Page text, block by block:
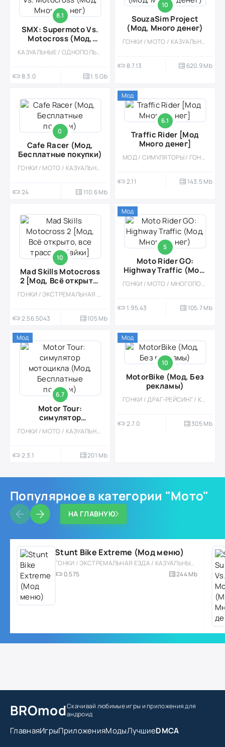
8.1
SMX: Supermoto Vs.
Motocross (Мод,
Много денег)
КАЗУАЛЬНЫЕ / ОДНОПОЛЬЗОВАТЕЛЬСКИЕ / СТИЛИЗАЦИЯ / ОФЛАЙН / МОТО / ГОНКИ / МОД / ВСТРОЕННЫЙ КЕШ / 3D / СИМУЛЯТОРЫ
8.3.0 1.5 Gb
10
SouzaSim Project
(Мод, Много денег)
ГОНКИ / МОТО / КАЗУАЛЬНЫЕ / ОДНОПОЛЬЗОВАТЕЛЬСКИЕ / СТИЛИЗАЦИЯ / ОФЛАЙН / МОД / ВСТРОЕННЫЙ КЕШ / БОЛЬШАЯ / 3D
8.7.13 620.9 Mb
0
Cafe Racer (Мод,
Бесплатные покупки)
ГОНКИ / МОТО / КАЗУАЛЬНЫЕ / ОДНОПОЛЬЗОВАТЕЛЬСКИЕ / СТИЛИЗАЦИЯ / ОФЛАЙН
24 110.6 Mb
6.1
Traffic Rider [Мод
Много денег]
МОД / СИМУЛЯТОРЫ / ГОНКИ / КАЗУАЛЬНЫЕ / МОТО / ОДНОПОЛЬЗОВАТЕЛЬСКИЕ / ОФЛАЙН / СТИЛИЗАЦИЯ / 3D / ВСТРОЕННЫЙ КЕШ
2.11 143.5 Mb
Мод
10
Mad Skills Motocross
2 [Мод, Всё открыто,
все трассы и байки] ГОНКИ / ЭКСТРЕМАЛЬНАЯ ЕЗДА / МНОГОПОЛЬЗОВАТЕЛЬСКАЯ / СОРЕВНОВАТЕЛЬНАЯ / ОДНОПОЛЬЗОВАТЕЛЬСКИЕ / МОТО / СТИЛИЗАЦИЯ / СПОРТИВНЫЕ / ОФЛАЙН / ВИД СБОКУ / МАЛЕНЬКАЯ / СИМУЛЯТОРЫ / ФИЗИКА
2.56.5043 105 Mb
5
Moto Rider GO:
Highway Traffic (Мод,
Много денег)
ГОНКИ / МОТО / МНОГОПОЛЬЗОВАТЕЛЬСКАЯ / СОРЕВНОВАТЕЛЬНАЯ / 3D / ОДНОПОЛЬЗОВАТЕЛЬСКИЕ / СТИЛИЗАЦИЯ / ОФЛАЙН / РАННЕРЫ / ФИЗИКА / МОД / ВСТРОЕННЫЙ КЕШ / АРКАДЫ
1.95.43 105.7 Mb
Мод
6.7
Motor Tour:
симулятор
мотоцикла (Мод,
Бесплатные покупки)
ГОНКИ / МОТО / КАЗУАЛЬНЫЕ / МНОГОПОЛЬЗОВАТЕЛЬСКАЯ / СОРЕВНОВАТЕЛЬНАЯ / ОДНОПОЛЬЗОВАТЕЛЬСКИЕ / СТИЛИЗАЦИЯ / СИМУЛЯТОРЫ / АРКАДЫ / ВСТРОЕННЫЙ КЕШ / МОД
2.3.1 201 Mb
Мод
10
MotorBike (Мод, Без
рекламы)
ГОНКИ / ДРАГ-РЕЙСИНГ / КАЗУАЛЬНЫЕ / МНОГОПОЛЬЗОВАТЕЛЬСКАЯ / МОТО / СОРЕВНОВАТЕЛЬНАЯ / ОДНОПОЛЬЗОВАТЕЛЬСКИЕ / СТИЛИЗАЦИЯ / ВСТРОЕННЫЙ КЕШ / МОД / 3D
2.7.0 305 Mb
Мод
Популярное в категории "Мото"
НА ГЛАВНУЮ
Stunt Bike Extreme (Мод меню)
ГОНКИ / ЭКСТРЕМАЛЬНАЯ ЕЗДА / КАЗУАЛЬНЫЕ / МОТО / ФИЗИКА / 3D / ВСТРОЕННЫЙ КЕШ / МОД / СТИЛИЗАЦИЯ
0.575
244 Mb
BROmodСкачивай любимые игрыи приложения для
андроид
ГлавнаяИгрыПриложенияМодыЛучшиеDMCA